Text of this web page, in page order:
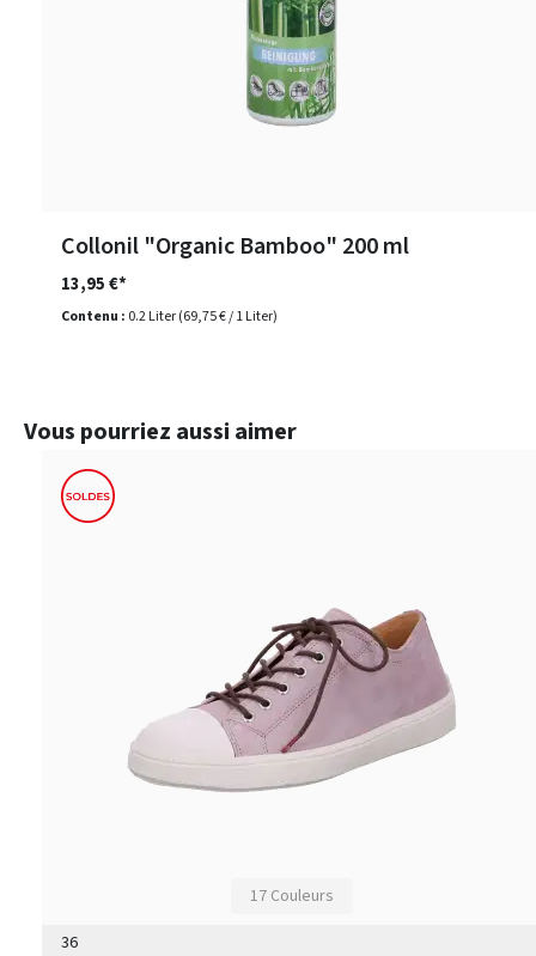
Collonil "Organic Bamboo" 200 ml
Contenu : 0.2 Liter(69,75 € / 1 Liter)
13,95 €*
Ignorer la galerie de produits
Vous pourriez aussi aimer
17 Couleurs
36